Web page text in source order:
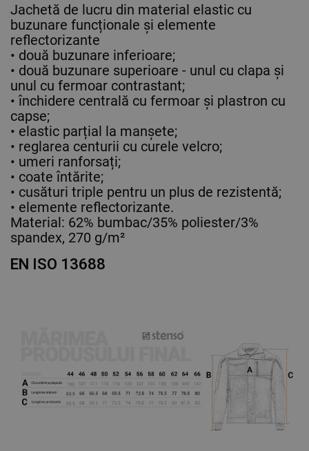
Jachetă de lucru din material elastic cu
buzunare funcționale și elemente
reflectorizante
• două buzunare inferioare;
• două buzunare superioare - unul cu clapa și
unul cu fermoar contrastant;
• închidere centrală cu fermoar și plastron cu
capse;
• elastic parțial la manșete;
• reglarea centurii cu curele velcro;
• umeri ranforsați;
• coate întărite;
• cusături triple pentru un plus de rezistentă;
• elemente reflectorizante.
Material: 62% bumbac/35% poliester/3%
spandex, 270 g/m²
EN ISO 13688